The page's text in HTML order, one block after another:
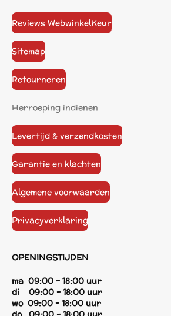
Reviews WebwinkelKeur
Sitemap
Retourneren
Herroeping indienen
Levertijd & verzendkosten
Garantie en klachten
Algemene voorwaarden
Privacyverklaring
OPENINGSTIJDEN
ma 09:00 - 18:00 uur
di 09:00 - 18:00 uur
wo 09:00 - 18:00 uur